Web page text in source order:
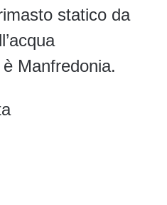
statico da
Manfredonia.